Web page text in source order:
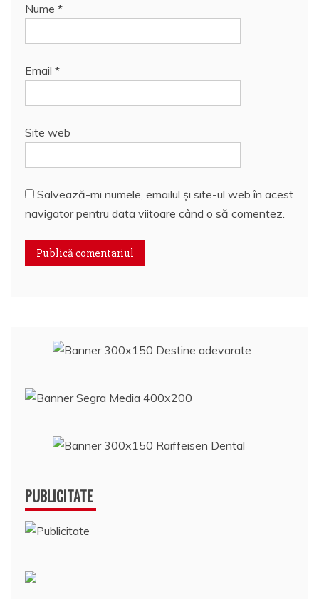
Nume *
Email *
Site web
Salvează-mi numele, emailul și site-ul web în acest
navigator pentru data viitoare când o să comentez.
PUBLICITATE